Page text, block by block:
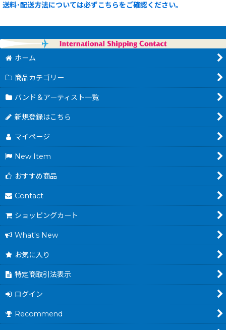
送料･配送方法については必ずこちらをご確認ください。
ホーム
商品カテゴリー
バンド＆アーティスト一覧
新規登録はこちら
マイページ
New Item
おすすめ商品
Contact
ショッピングカート
What's New
お気に入り
特定商取引法表示
ログイン
Recommend